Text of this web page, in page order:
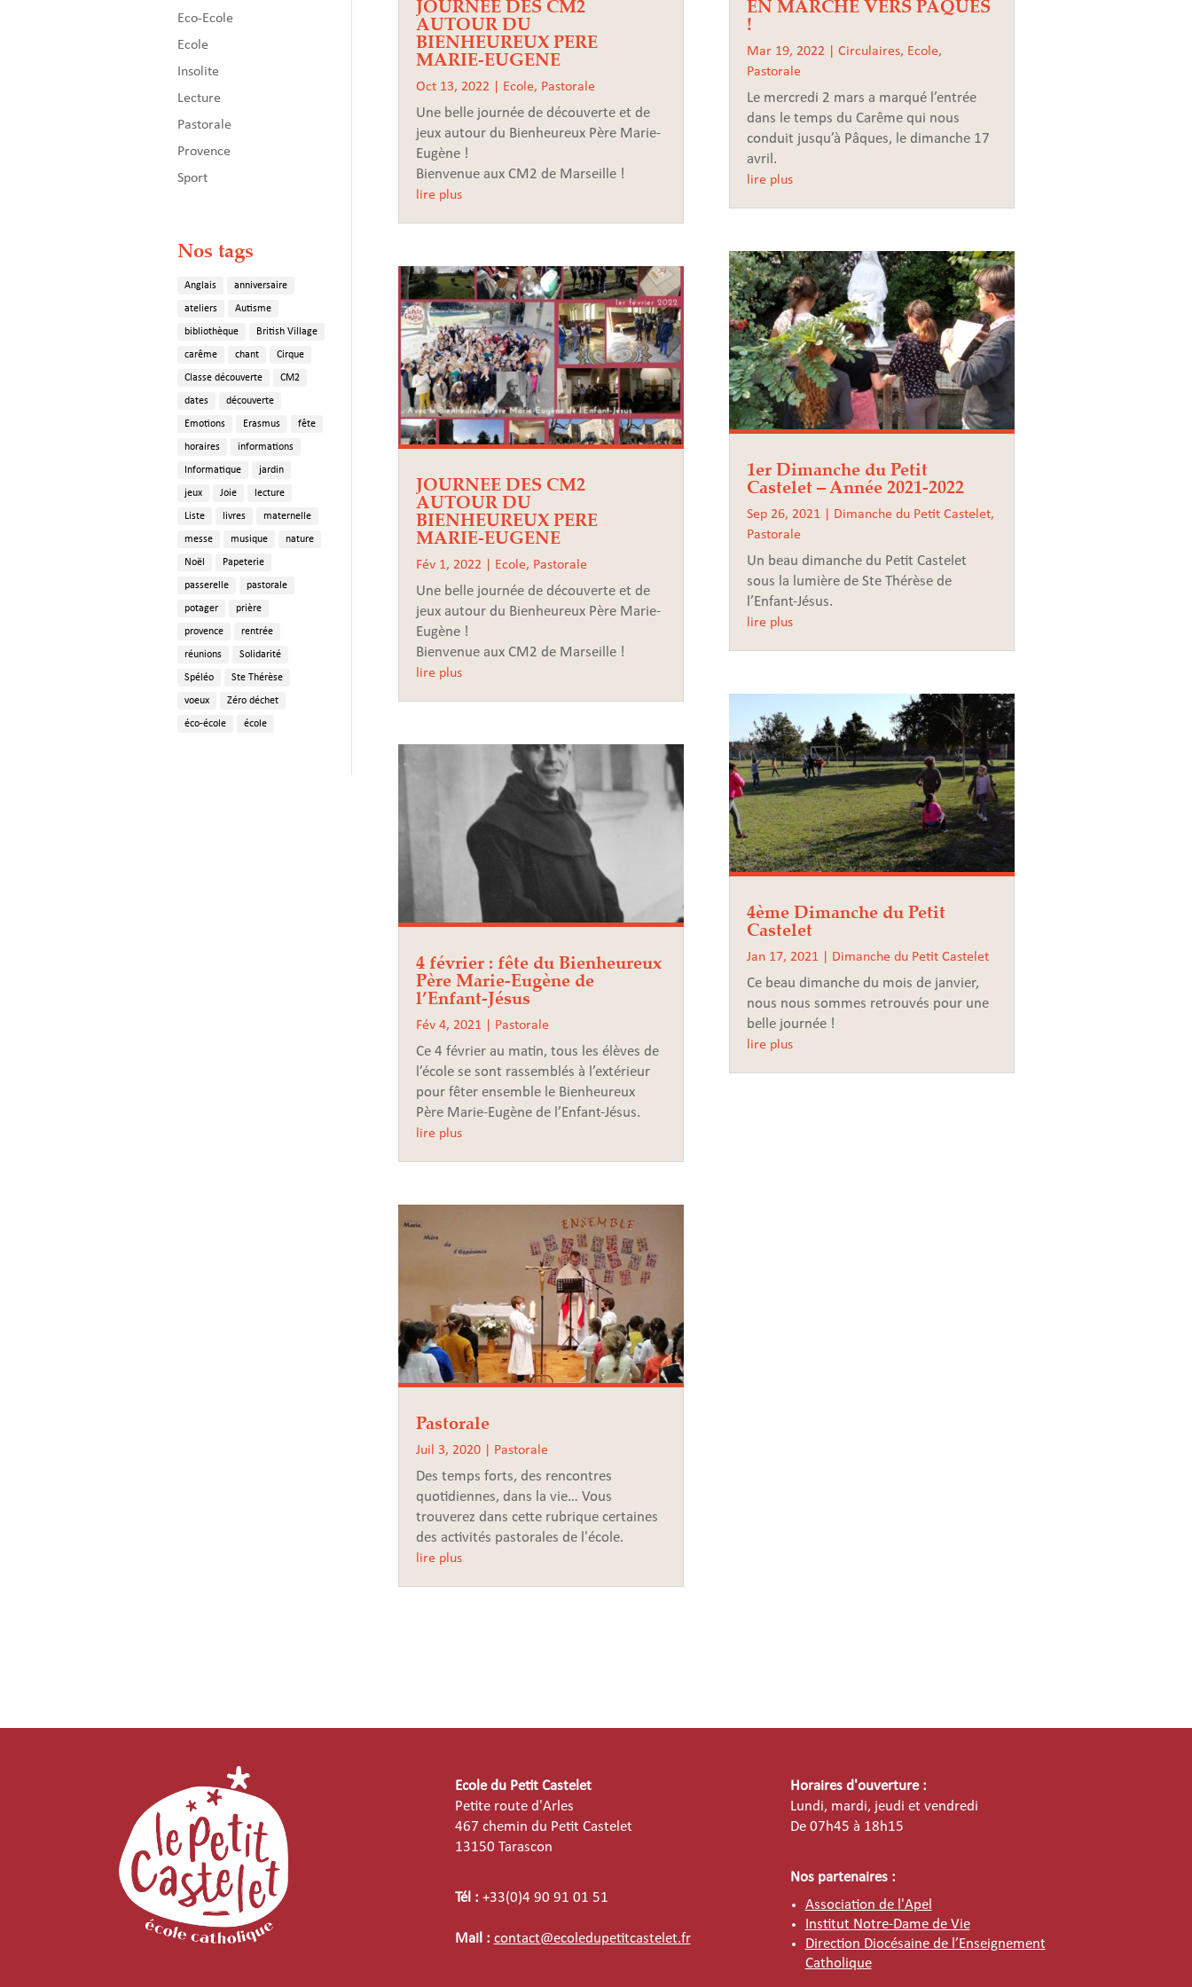
Eco-Ecole
Ecole
Insolite
Lecture
Pastorale
Provence
Sport
Nos tags
Anglais anniversaire
ateliers Autisme
bibliothèque British Village
carême chant Cirque
Classe découverte CM2
dates découverte
Emotions Erasmus fête
horaires informations
Informatique jardin
jeux Joie lecture
Liste livres maternelle
messe musique nature
Noël Papeterie
passerelle pastorale
potager prière
provence rentrée
réunions Solidarité
Spéléo Ste Thérèse
voeux Zéro déchet
éco-école école
JOURNEE DES CM2
AUTOUR DU
BIENHEUREUX PERE
MARIE-EUGENE
Oct 13, 2022| Ecole, Pastorale
Une belle journée de découverte et de
jeux autour du Bienheureux Père Marie-
Eugène !
Bienvenue aux CM2 de Marseille !
lire plus
JOURNEE DES CM2
AUTOUR DU
BIENHEUREUX PERE
MARIE-EUGENE
Fév 1, 2022| Ecole, Pastorale
Une belle journée de découverte et de
jeux autour du Bienheureux Père Marie-
Eugène !
Bienvenue aux CM2 de Marseille !
lire plus
4 février : fête du Bienheureux
Père Marie-Eugène de
l’Enfant-Jésus
Fév 4, 2021| Pastorale
Ce 4 février au matin, tous les élèves de
l’école se sont rassemblés à l’extérieur
pour fêter ensemble le Bienheureux
Père Marie-Eugène de l’Enfant-Jésus.
lire plus
Pastorale
Juil 3, 2020| Pastorale
Des temps forts, des rencontres
quotidiennes, dans la vie… Vous
trouverez dans cette rubrique certaines
des activités pastorales de l'école.
lire plus
EN MARCHE VERS PAQUES
!
Mar 19, 2022 |Circulaires, Ecole,
Pastorale
Le mercredi 2 mars a marqué l’entrée
dans le temps du Carême qui nous
conduit jusqu’à Pâques, le dimanche 17
avril.
lire plus
1er Dimanche du Petit
Castelet – Année 2021-2022
Sep 26, 2021 Dimanche du Petit Castelet,
Pastorale
Un beau dimanche du Petit Castelet
sous la lumière de Ste Thérèse de
l’Enfant-Jésus.
lire plus
4ème Dimanche du Petit
Castelet
Jan 17, 2021 Dimanche du Petit Castelet
Ce beau dimanche du mois de janvier,
nous nous sommes retrouvés pour une
belle journée !
lire plus
Ecole du Petit Castelet
Petite route d'Arles
467 chemin du Petit Castelet
13150 Tarascon
Tél : +33(0)4 90 91 01 51
Mail : contact@ecoledupetitcastelet.fr
Horaires d'ouverture :
Lundi, mardi, jeudi et vendredi
De07h45 à 18h15
Nos partenaires :
Association de l'Apel
Institut Notre-Dame de Vie
Direction Diocésaine de l’Enseignement
Catholique